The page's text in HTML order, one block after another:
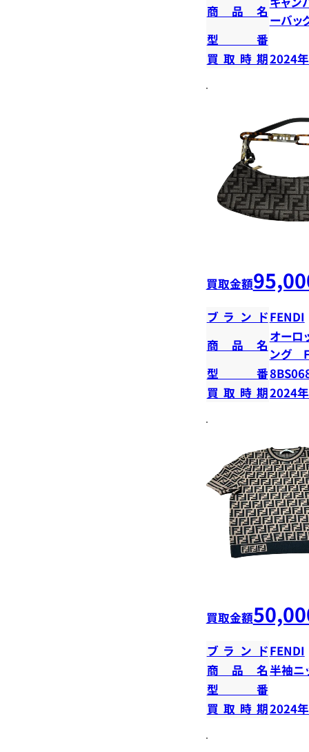
商品名
ーバッ
型番
買取時期2024
買取金額
ブランドFENDI
商品名
オーロ
ング
型番
買取時期2024
買取金額
ブランドFENDI
商品名半袖ニ
型番
買取時期2024